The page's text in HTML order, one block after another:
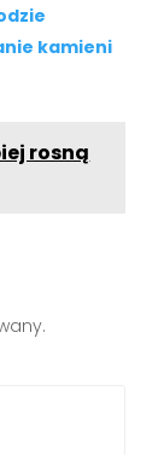
kamieni
rosną